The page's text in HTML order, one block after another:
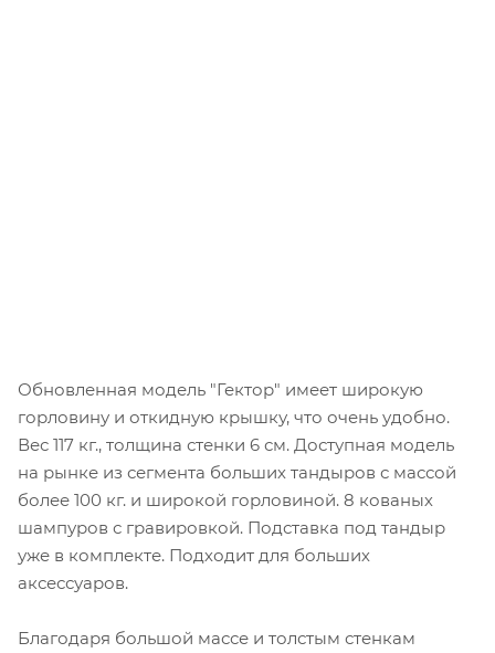
Обновленная модель "Гектор" имеет широкую
горловину и откидную крышку, что очень удобно.
Вес 117 кг., толщина стенки 6 см. Доступная модель
на рынке из сегмента больших тандыров с массой
более 100 кг. и широкой горловиной. 8 кованых
шампуров с гравировкой. Подставка под тандыр
уже в комплекте. Подходит для больших
аксессуаров.
Благодаря большой массе и толстым стенкам